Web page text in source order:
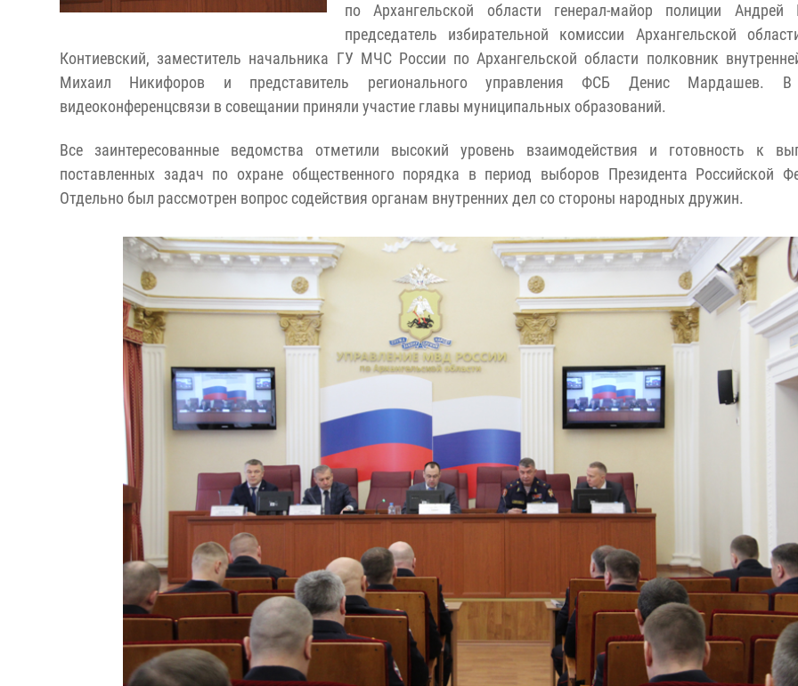
по Архангельской области генерал-майор полиции Андрей
председатель избирательной комиссии Архангельской
Контиевский, заместитель начальника ГУ МЧС России по Архангельской области полковник
Михаил Никифоров и представитель регионального управления ФСБ Денис Мардашев.
видеоконференцсвязи в совещании приняли участие главы муниципальных образований.
Все заинтересованные ведомства отметили высокий уровень взаимодействия и готовность к
поставленных задач по охране общественного порядка в период выборов Президента Российской
Отдельно был рассмотрен вопрос содействия органам внутренних дел со стороны народных дружин.